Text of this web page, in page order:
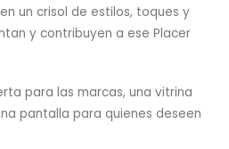
un crisol de estilos, toques y
y contribuyen a ese Placer
para las marcas, una vitrina
pantalla para quienes deseen